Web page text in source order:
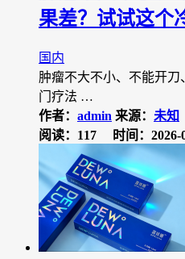
果差？试试这个
国内
肿瘤不大不小、不能开
门疗法 …
作者： admin 来源： 未知
阅读：117
时间：2026-